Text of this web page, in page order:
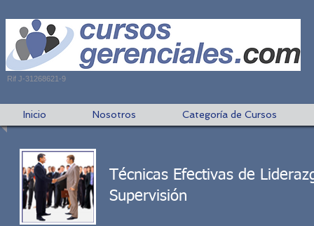
Rif J-31268621-9
Inicio Nosotros Categoría de Cursos
Técnicas Efectivas de
Supervisión